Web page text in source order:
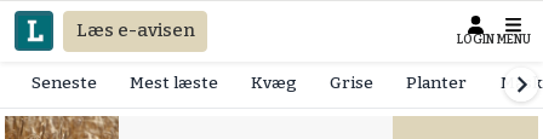
Læs e-avisen LOGIN MENU
Seneste Mest læste Kvæg Grise Planter